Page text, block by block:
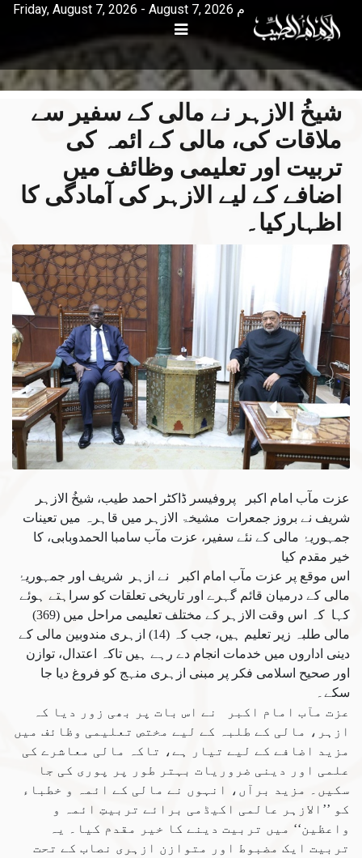
Friday, August 7, 2026 - August 7, 2026 م
شیخُ الازہر نے مالی کے سفیر سے
ملاقات کی، مالی کے ائمہ کی
تربیت اور تعلیمی وظائف میں
اضافے کے لیے الازہر کی آمادگی کا
اظہارکیا۔
عزت مآب امام اکبر پروفیسر ڈاکٹر احمد طیب، شیخُ الازہر
شریف نے بروز جمعرات مشیخۃ الازہر میں قاہرہ میں تعینات
جمہوریۂ مالی کے نئے سفیر، عزت مآب سامبا الحمدوبابی، کا
خیر مقدم کیا
اس موقع پر عزت مآب امام اکبر نے ازہر شریف اور جمہوریۂ
مالی کے درمیان قائم گہرے اور تاریخی تعلقات کو سراہتے ہوئے
کہا کہ اس وقت الازہر کے مختلف تعلیمی مراحل میں (369)
مالی طلبہ زیر تعلیم ہیں، جب کہ (14) ازہری مندوبین مالی کے
دینی اداروں میں خدمات انجام دے رہے ہیں تاکہ اعتدال، توازن
اور صحیح اسلامی فکر پر مبنی ازہری منہج کو فروغ دیا جا
سکے۔
عزت مآب امام اکبر نے اس بات پر بھی زور دیا کہ
ازہر، مالی کے طلبہ کے لیے مختص تعلیمی وظائف میں
مزید اضافے کے لیے تیار ہے، تاکہ مالی معاشرے کی
علمی اور دینی ضروریات بہتر طور پر پوری کی جا
سکیں۔ مزید برآں، انہوں نے مالی کے ائمہ و خطباء
کو ’’الازہر عالمی اکیڈمی برائے تربیتِ ائمہ و
واعظین‘‘ میں تربیت دینے کا خیر مقدم کیا۔ یہ
تربیت ایک مضبوط اور متوازن ازہری نصاب کے تحت